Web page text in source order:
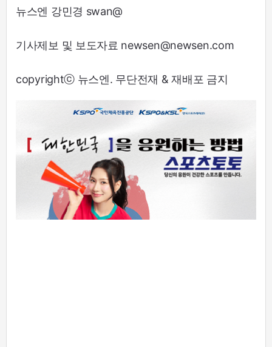
뉴스엔 강민경 swan@
기사제보 및 보도자료 newsen@newsen.com
copyrightⓒ 뉴스엔. 무단전재 & 재배포 금지